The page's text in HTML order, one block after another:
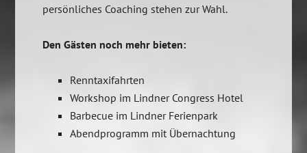
persönliches Coaching stehen zur Wahl.
Den Gästen noch mehr bieten:
Renntaxifahrten
Workshop im Lindner Congress Hotel
Barbecue im Lindner Ferienpark
Abendprogramm mit Übernachtung